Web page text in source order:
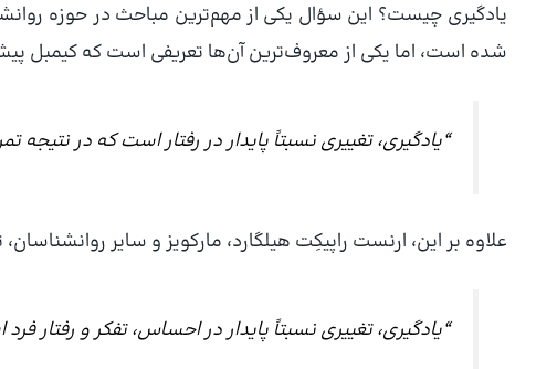
دسته‌بندی
یادگیری چیست؟ این سؤال یکی از مهم‌ترین مباحث در حوزه
شده است، اما یکی از معروف‌ترین آن‌ها تعریفی است که کیمبل
“یادگیری، تغییری نسبتاً پایدار در رفتار است که در
علاوه بر این، ارنست راپیکِت هیلگارد، مارکویز و سایر
“یادگیری، تغییری نسبتاً پایدار در احساس، تفکر و رفتار